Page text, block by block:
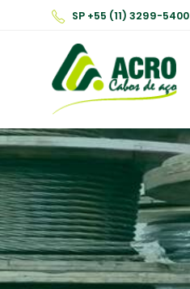
SP +55 (11) 3299-5400